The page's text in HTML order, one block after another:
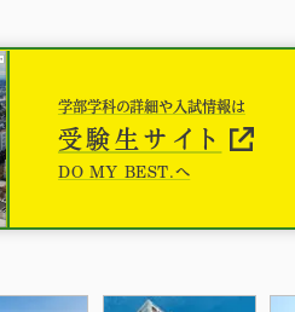
学部学科の詳細や入試情報は
受験生サイト
DO MY BEST.へ